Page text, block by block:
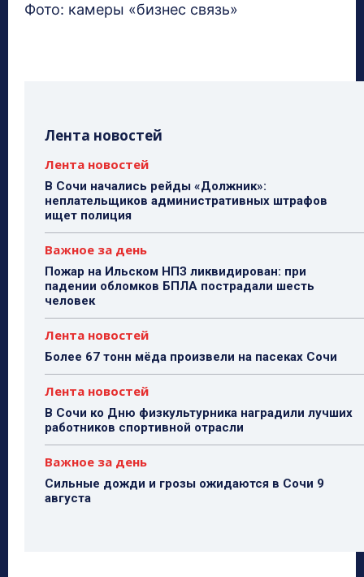
Фото: камеры «бизнес связь»
Лента новостей
Лента новостей
В Сочи начались рейды «Должник»:
неплательщиков административных штрафов
ищет полиция
Важное за день
Пожар на Ильском НПЗ ликвидирован: при
падении обломков БПЛА пострадали шесть
человек
Лента новостей
Более 67 тонн мёда произвели на пасеках Сочи
Лента новостей
В Сочи ко Дню физкультурника наградили лучших
работников спортивной отрасли
Важное за день
Сильные дожди и грозы ожидаются в Сочи 9
августа